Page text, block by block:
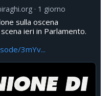
1 giorno
sulla oscena
ieri in Parlamento.
3mYv...